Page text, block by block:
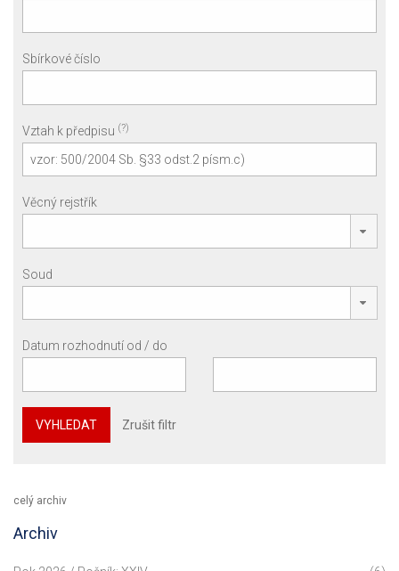
Sbírkové číslo
Vztah k předpisu (?)
Věcný rejstřík
Soud
Datum rozhodnutí od / do
VYHLEDAT Zrušit filtr
celý archiv
Archiv